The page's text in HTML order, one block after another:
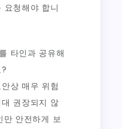
요청해야 합니
타인과 공유해
상 매우 위험
권장되지 않
만 안전하게 보